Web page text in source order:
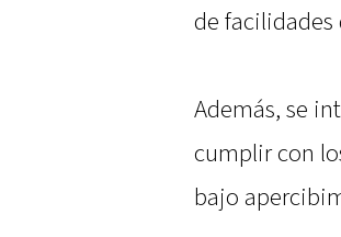
de facilidades
Además, se
cumplir con
bajo